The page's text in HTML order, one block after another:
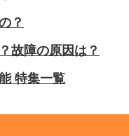
？
故障の原因は？
特集一覧